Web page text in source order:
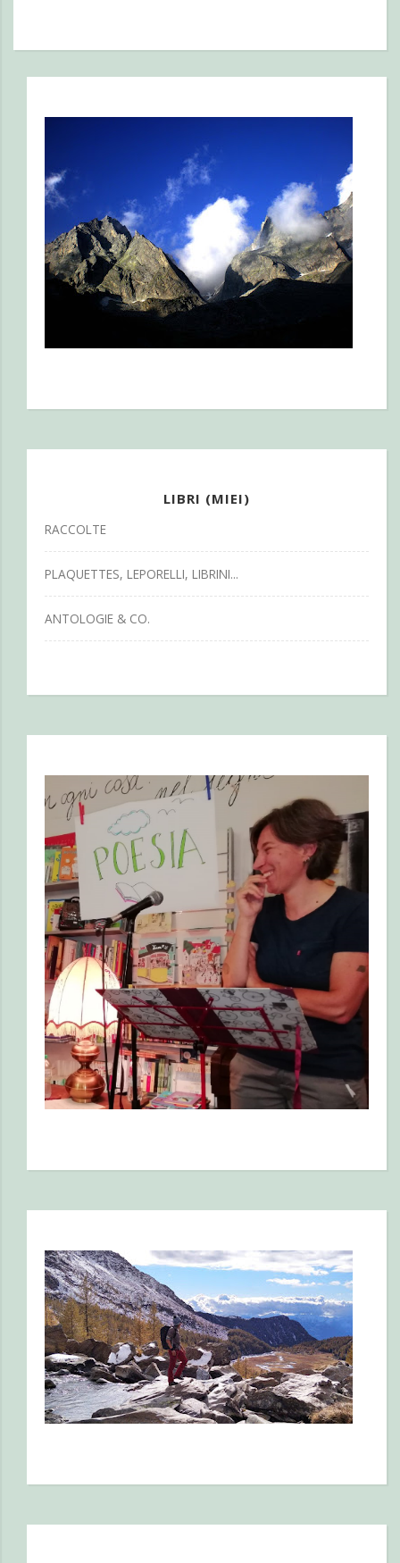
LIBRI (MIEI)
RACCOLTE
PLAQUETTES, LEPORELLI, LIBRINI...
ANTOLOGIE & CO.